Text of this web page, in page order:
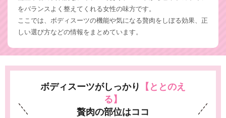
をバランスよく整えてくれる女性の味方です。
ここでは、ボディスーツの機能や気になる贅肉をしぼる効果、正
しい選び方などの情報をまとめています。
ボディスーツがしっかり
【ととのえ
る】
贅肉の部位はココ